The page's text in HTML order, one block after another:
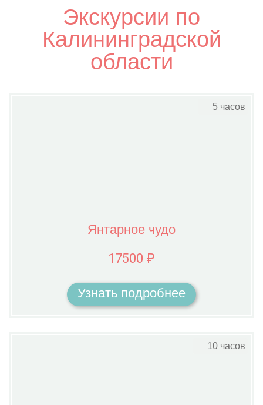
Экскурсии по
Калининградской
области
5 часов
Янтарное чудо
17500 ₽
Узнать подробнее
10 часов